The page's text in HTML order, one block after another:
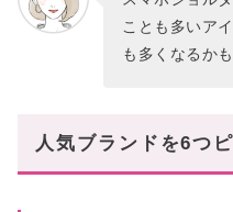
ことも多いア
も多くなるか
人気ブランドを6つ